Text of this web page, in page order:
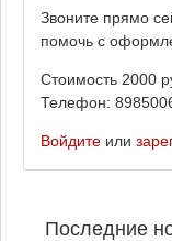
Звоните прямо
помочь с
Стоимость 2000
Телефон:
Войдите или
Последние